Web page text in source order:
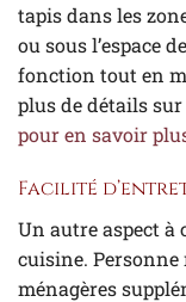
tapis dans les
ou sous l’espace
fonction tout en
plus de détails
pour en savoir
Facilité
Un autre aspect à
cuisine. Personne
ménagères